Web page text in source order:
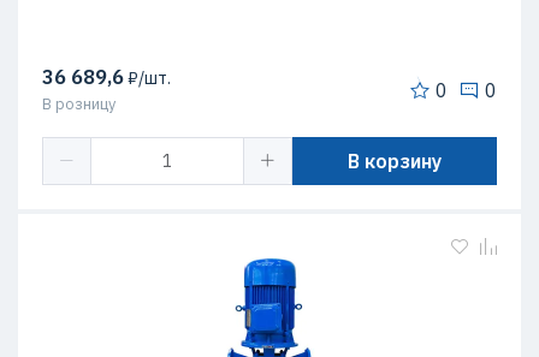
36 689,6₽/шт.
В розницу
0 0
В корзину